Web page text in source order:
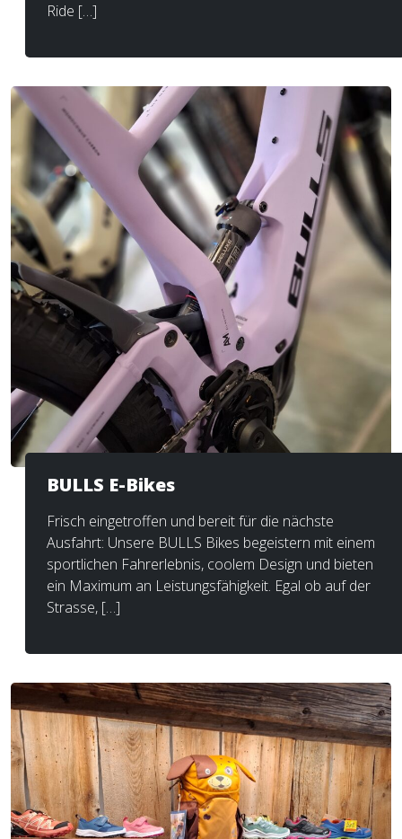
Ride […]
BULLS E-Bikes
Frisch eingetroffen und bereit für die nächste
Ausfahrt: Unsere BULLS Bikes begeistern mit einem
sportlichen Fahrerlebnis, coolem Design und bieten
ein Maximum an Leistungsfähigkeit. Egal ob auf der
Strasse, […]